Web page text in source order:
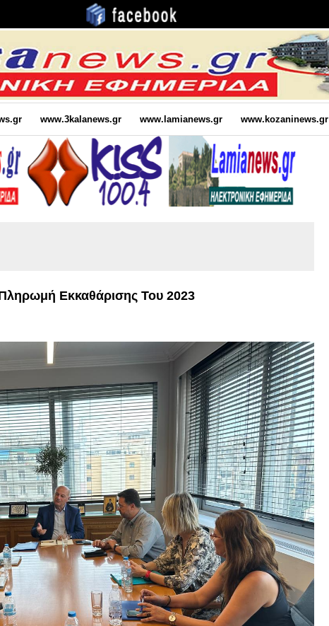
www.3kalanews.gr www.lamianews.gr www.kozaninews.gr
Εκκαθάρισης Του 2023